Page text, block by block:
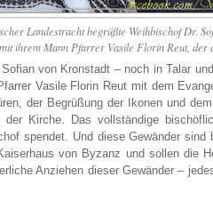
Landestracht begrüßte Weihbischof Dr.
ihrem Mann Pfarrer Vasile Florin Reut,
von Kronstadt – noch in Talar
Vasile Florin Reut mit dem
der Begrüßung der Ikonen und
Kirche. Das vollständige
spendet. Und diese Gewänder sind
von Byzanz und sollen die
Anziehen dieser Gewänder –